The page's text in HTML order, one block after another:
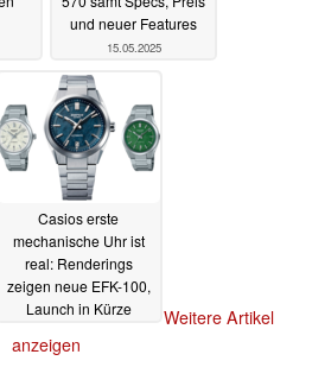
und neuer Features
15.05.2025
Casios erste
mechanische Uhr ist
real: Renderings
zeigen neue EFK-100,
Launch in Kürze
Weitere Artikel
anzeigen